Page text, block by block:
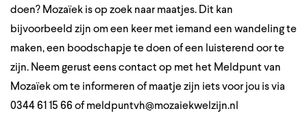
doen? Mozaïek is op zoek naar maatjes. Dit kan
bijvoorbeeld zijn om een keer met iemand een wandeling te
maken, een boodschapje te doen of een luisterend oor te
zijn. Neem gerust eens contact op met het Meldpunt van
Mozaïek om te informeren of maatje zijn iets voor jou is via
0344 61 15 66 of meldpuntvh@mozaiekwelzijn.nl